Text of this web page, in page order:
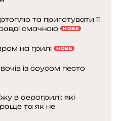
та приготувати її
смачною
НОВЕ
на грилі НОВЕ
із соусом песто
в аерогрилі: які
та як не